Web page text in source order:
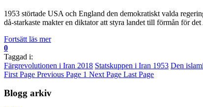
1953 störtade USA och England den demokratiskt valda
då-starkaste makter en diktator att styra landet till förmån för
Fortsätt läs mer
0
Taggad i:
Färgrevolutionen i Iran 2018 Statskuppen i Iran 1953 Den
First Page Previous Page 1 Next Page Last Page
Blogg arkiv